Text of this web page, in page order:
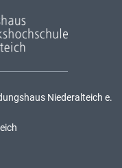
Niederalteich e.